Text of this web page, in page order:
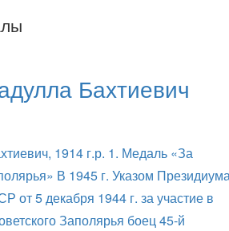
Бахтиевич
1914 г.р. 1. Медаль «За
В 1945 г. Указом
от 5 декабря 1944 г. за участие в
Заполярья боец 45-й